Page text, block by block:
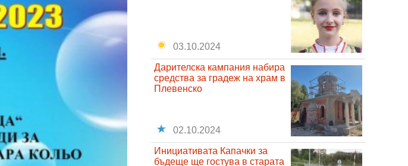
03.10.2024
Дарителска кампания набира
средства за градеж на храм в
Плевенско
02.10.2024
Инициативата Капачки за
бъдеще ще гостува в старата